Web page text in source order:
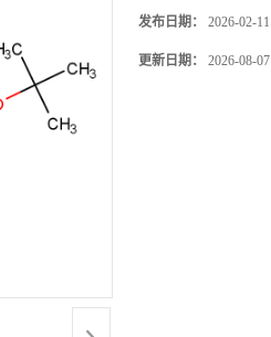
发布日期： 2026-02-11
更新日期： 2026-08-07